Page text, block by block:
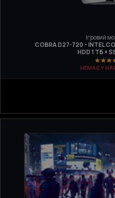
Ігровий
COBRA D27-720 - INTEL
HDD 1 ТБ +
НЕМАЄ У